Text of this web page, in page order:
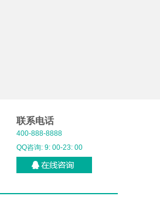
联系电话
400-888-8888
QQ咨询: 9: 00-23: 00